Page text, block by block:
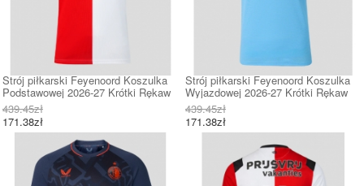
Strój piłkarski Feyenoord Koszulka
Podstawowej 2026-27 Krótki Rękaw
439.45zł
171.38zł
Strój piłkarski Feyenoord Koszulka
Wyjazdowej 2026-27 Krótki Rękaw
439.45zł
171.38zł